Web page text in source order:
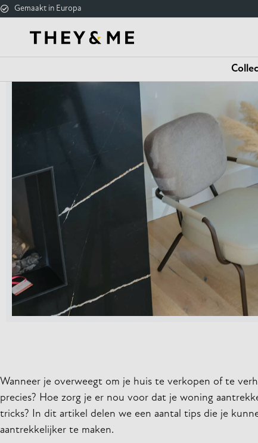
Gemaakt in Europa
Wanneer je overweegt om je huis te verkopen of te
precies? Hoe zorg je er nou voor dat je woning
tricks? In dit artikel delen we een aantal tips die je
aantrekkelijker te maken.